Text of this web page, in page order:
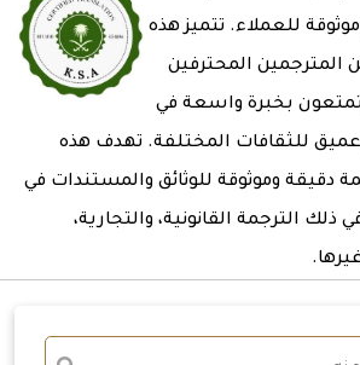
للعملاء. تتميز هذه
المترجمين المحترفين
بخبرة واسعة في
للثقافات المختلفة. تهدف هذه
دقيقة وموثوقة للوثائق والمستندات في
ذلك الترجمة القانونية، والتجارية،